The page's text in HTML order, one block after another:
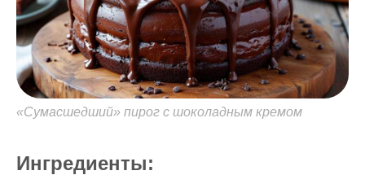
«Сумасшедший» пирог с шоколадным кремом
Ингредиенты: